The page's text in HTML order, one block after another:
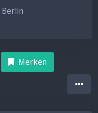
Berlin
Merken